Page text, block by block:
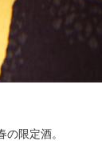
限定酒。